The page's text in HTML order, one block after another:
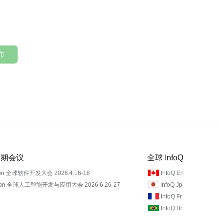
会议
全球软件开发大会 2026.4.16-18
全球人工智能开发与应用大会 2026.6.26-27
全球 InfoQ
InfoQ En
InfoQ Jp
InfoQ Fr
InfoQ Br